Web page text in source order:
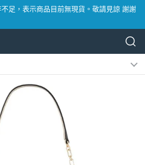
足，表示商品目前無現貨。敬請見諒 謝謝